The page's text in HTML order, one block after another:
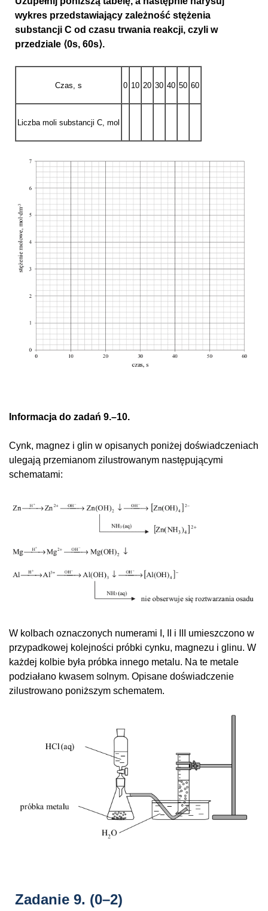
wykres przedstawiający zależność stężenia
substancji C od czasu trwania reakcji, czyli w
przedziale ⟨0s, 60s⟩.
Czas, s 0 10 20 30 40 50 60
Liczba moli substancji C, mol
Informacja do zadań 9.–10.
Cynk, magnez i glin w opisanych poniżej doświadczeniach
ulegają przemianom zilustrowanym następującymi
schematami:
W kolbach oznaczonych numerami I, II i III umieszczono w
przypadkowej kolejności próbki cynku, magnezu i glinu. W
każdej kolbie była próbka innego metalu. Na te metale
podziałano kwasem solnym. Opisane doświadczenie
zilustrowano poniższym schematem.
Zadanie 9. (0–2)